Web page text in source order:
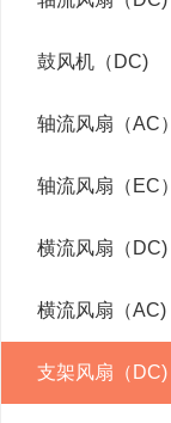
鼓风机（DC)
轴流风扇（AC）
轴流风扇（EC）
横流风扇（DC)
横流风扇（AC)
支架风扇（DC)